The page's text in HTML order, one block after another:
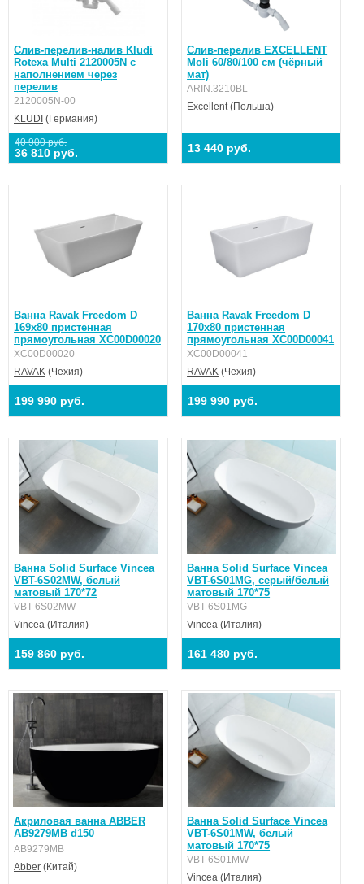
Слив-перелив-налив Kludi
Rotexa Multi 2120005N с
наполнением через
перелив
2120005N-00
KLUDI (Германия)
40 900 руб.
36 810 руб.
Слив-перелив EXCELLENT
Moli 60/80/100 см (чёрный
мат)
ARIN.3210BL
Excellent (Польша)
13 440 руб.
Ванна Ravak Freedom D
169x80 пристенная
прямоугольная XC00D00020
XC00D00020
RAVAK (Чехия)
199 990 руб.
Ванна Ravak Freedom D
170x80 пристенная
прямоугольная XC00D00041
XC00D00041
RAVAK (Чехия)
199 990 руб.
Ванна Solid Surface Vincea
VBT-6S02MW, белый
матовый 170*72
VBT-6S02MW
Vincea (Италия)
159 860 руб.
Ванна Solid Surface Vincea
VBT-6S01MG, серый/белый
матовый 170*75
VBT-6S01MG
Vincea (Италия)
161 480 руб.
Акриловая ванна ABBER
AB9279MB d150
AB9279MB
Abber (Китай)
Ванна Solid Surface Vincea
VBT-6S01MW, белый
матовый 170*75
VBT-6S01MW
Vincea (Италия)